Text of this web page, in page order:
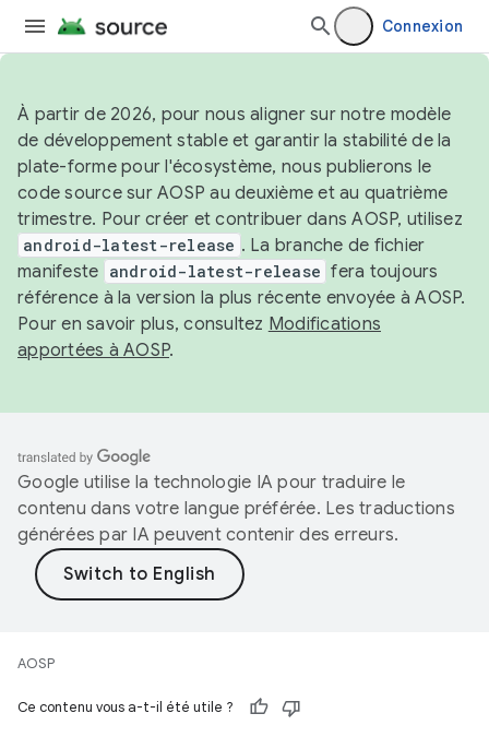
Connexion
À partir de 2026, pour nous aligner sur notre modèle
de développement stable et garantir la stabilité de la
plate-forme pour l'écosystème, nous publierons le
code source sur AOSP au deuxième et au quatrième
trimestre. Pour créer et contribuer dans AOSP, utilisez
android-latest-release . La branche de fichier
manifeste android-latest-release fera toujours
référence à la version la plus récente envoyée à AOSP.
Pour en savoir plus, consultez Modifications
apportées à AOSP.
Google utilise la technologie IA pour traduire le
contenu dans votre langue préférée. Les traductions
générées par IA peuvent contenir des erreurs.
AOSP
Ce contenu vous a-t-il été utile ?